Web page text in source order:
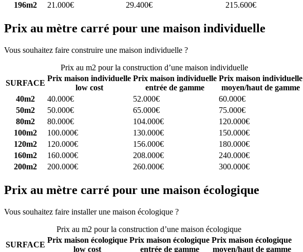
196m2
21.000€ 29.400€ 215.600€
Prix au mètre carré pour une maison individuelle
Vous souhaitez faire construire une maison individuelle ?
Prix au m2 pour la construction d’une maison individuelle
SURFACE
Prix maison individuelle
low cost
Prix maison individuelle
entrée de gamme
Prix maison individuelle
moyen/haut de gamme
40m2
40.000€ 52.000€
60.000€
50m2
50.000€ 65.000€
75.000€
80m2
80.000€ 104.000€
120.000€
100m2
100.000€ 130.000€
150.000€
120m2
120.000€ 156.000€
180.000€
160m2
160.000€ 208.000€
240.000€
200m2
200.000€ 260.000€ 300.000€
Prix au mètre carré pour une maison écologique
Vous souhaitez faire installer une maison écologique ?
Prix au m2 pour la construction d’une maison écologique
SURFACE
Prix maison écologique
low cost
Prix maison écologique
entrée de gamme
Prix maison écologique
moyen/haut de gamme